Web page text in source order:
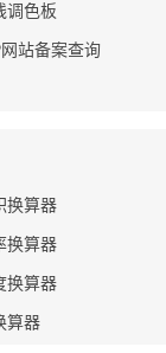
调色板
站备案查询
换算器
换算器
换算器
算器